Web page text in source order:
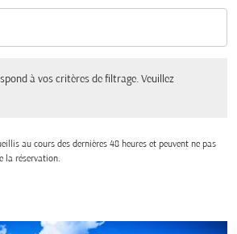
Selected
à vos critères de filtrage. Veuillez
au cours des dernières 48 heures et peuvent ne pas
la réservation.